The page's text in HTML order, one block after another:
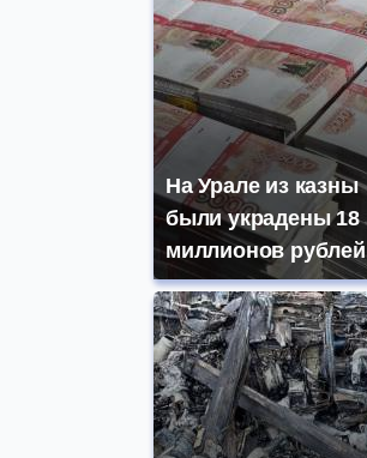
На Урале из казны
были украдены 18
миллионов рублей